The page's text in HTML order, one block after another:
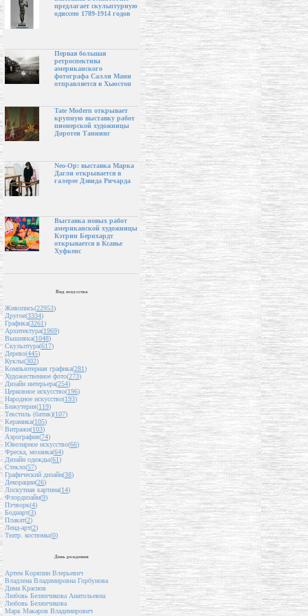
предлагает скульптурную
одиссею 1789-1914 годов
Первая большая
ретроспектива
американского
фотографа Салли Манн
отправляется в Хьюстон
Tate Modern открывает
крупную выставку работ
пионерской художницы
Доротеи Таннинг
Neo-Op: выставка Марка
Дагли открывается в
галерее Дэвида Ричарда
Выставка новых работ
американской художницы
Кэтрин Бернхардт
открывается в Ксавье
Хуфкенс
Вид искусства
Живопись(22953)
Другое(3334)
Графика(3261)
Архитектура(1969)
Вышивка(1048)
Скульптура(617)
Дерево(445)
Куклы(302)
Компьютерная графика(281)
Художественное фото(273)
Дизайн интерьера(254)
Церковное искусство(196)
Народное искусство(193)
Бижутерия(119)
Текстиль (батик)(107)
Керамика(105)
Витражи(103)
Аэрография(74)
Ювелирное искусство(66)
Фреска, мозаика(64)
Дизайн одежды(61)
Стекло(57)
Графический дизайн(38)
Декорации(26)
Лоскутная картина(14)
Флордизайн(9)
Пэчворк(4)
Бодиарт(3)
Плакат(2)
Ленд-арт(2)
Театр. костюмы(0)
День рождения
Артем Коряпин Влерьевич
Владлена Владимировна Горбунова
Дима Краснов
Любовь Белянчикова Анатольевна
Любовь Белянчикова
Марк Макаров Владимирович